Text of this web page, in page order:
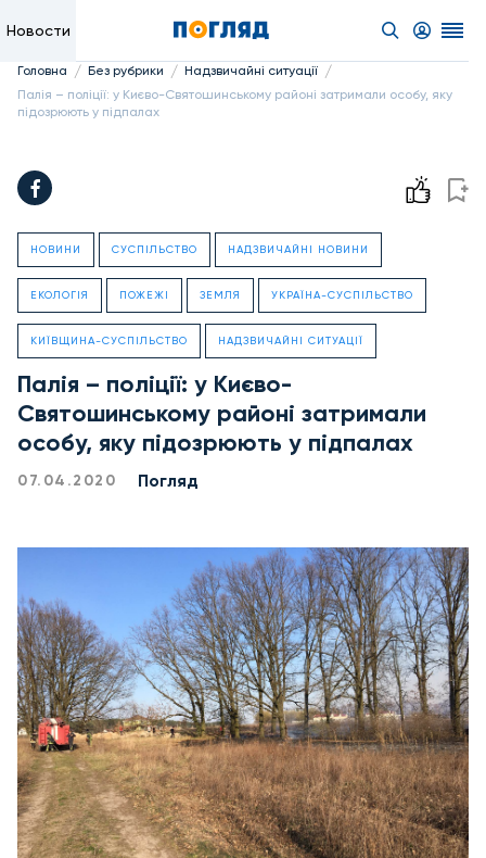
Новости
Головна / Без рубрики / Надзвичайні ситуації /
Палія – поліції: у Києво-Святошинському районі затримали особу, яку
підозрюють у підпалах
НОВИНИ СУСПІЛЬСТВО НАДЗВИЧАЙНІ НОВИНИ
ЕКОЛОГІЯ ПОЖЕЖІ ЗЕМЛЯ УКРАЇНА-СУСПІЛЬСТВО
КИЇВЩИНА-СУСПІЛЬСТВО НАДЗВИЧАЙНІ СИТУАЦІЇ
Палія – поліції: у Києво-
Святошинському районі затримали
особу, яку підозрюють у підпалах
07.04.2020 Погляд